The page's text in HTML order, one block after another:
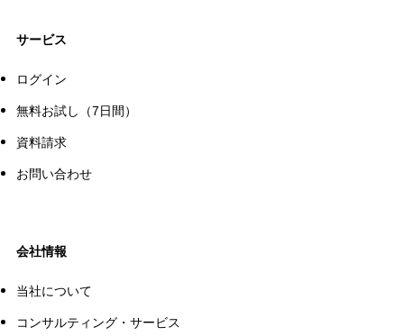
サービス
ログイン
無料お試し（7日間）
資料請求
お問い合わせ
会社情報
当社について
コンサルティング・サービス